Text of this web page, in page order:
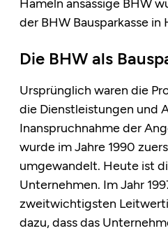
Hameln ansässige BHW
der BHW Bausparkasse
Die BHW als
Ursprünglich waren die
die Dienstleistungen und
Inanspruchnahme der
wurde im Jahre 1990
umgewandelt. Heute ist
Unternehmen. Im Jahr
zweitwichtigsten
dazu, dass das